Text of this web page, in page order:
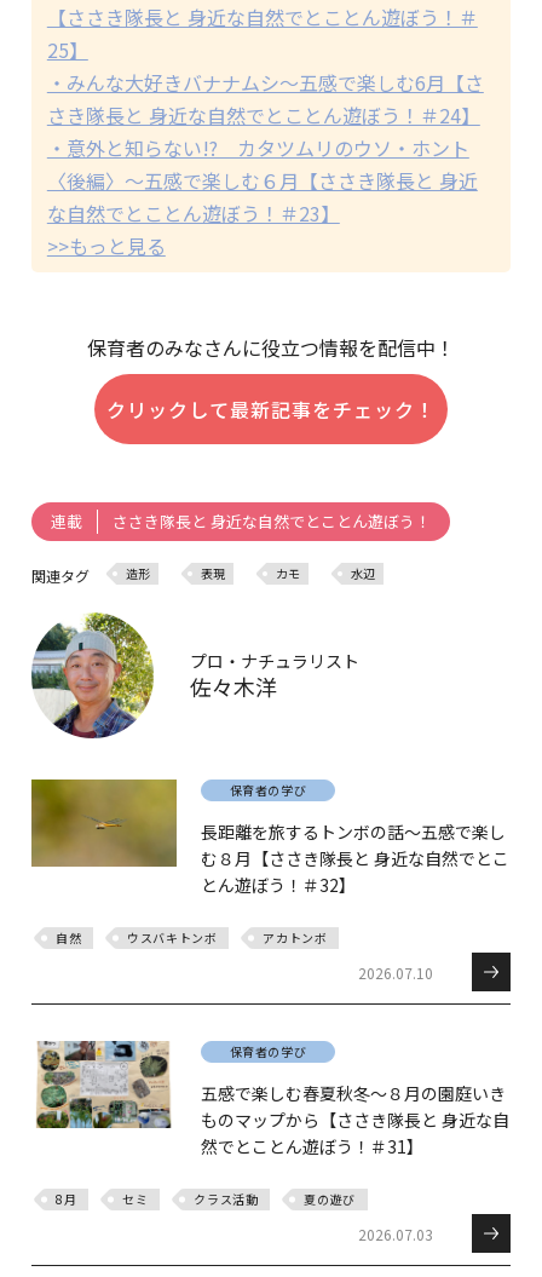
【ささき隊長と 身近な自然でとことん遊ぼう！＃
25】
・みんな大好きバナナムシ～五感で楽しむ6月【さ
さき隊長と 身近な自然でとことん遊ぼう！＃24】
・意外と知らない!? カタツムリのウソ・ホント
〈後編〉～五感で楽しむ６月【ささき隊長と 身近
な自然でとことん遊ぼう！＃23】
>>もっと見る
保育者のみなさんに役立つ情報を配信中！
クリックして最新記事をチェック！
連載 ささき隊長と 身近な自然でとことん遊ぼう！
関連タグ 造形 表現 カモ 水辺
プロ・ナチュラリスト
佐々木洋
保育者の学び
長距離を旅するトンボの話～五感で楽し
む８月【ささき隊長と 身近な自然でとこ
とん遊ぼう！＃32】
自然 ウスバキトンボ アカトンボ
2026.07.10
保育者の学び
五感で楽しむ春夏秋冬～８月の園庭いき
ものマップから【ささき隊長と 身近な自
然でとことん遊ぼう！＃31】
8月 セミ クラス活動 夏の遊び
2026.07.03